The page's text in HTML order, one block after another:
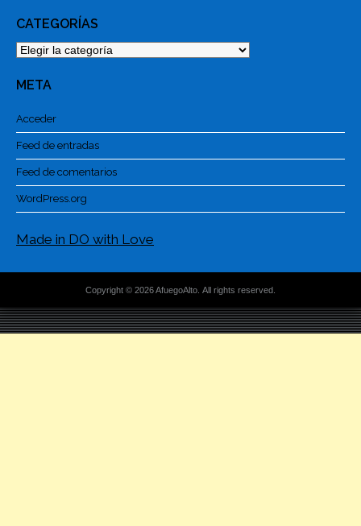
CATEGORÍAS
Categorías
META
Acceder
Feed de entradas
Feed de comentarios
WordPress.org
Made in DO with Love
Copyright © 2026 AfuegoAlto. All rights reserved.